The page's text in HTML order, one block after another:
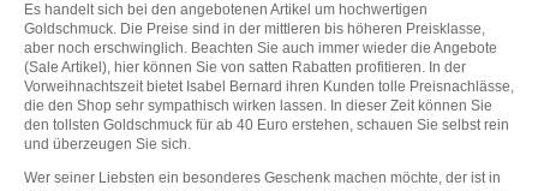
Es handelt sich bei den angebotenen Artikel um hochwertigen
Goldschmuck. Die Preise sind in der mittleren bis höheren Preisklasse,
aber noch erschwinglich. Beachten Sie auch immer wieder die Angebote
(Sale Artikel), hier können Sie von satten Rabatten profitieren. In der
Vorweihnachtszeit bietet Isabel Bernard ihren Kunden tolle Preisnachlässe,
die den Shop sehr sympathisch wirken lassen. In dieser Zeit können Sie
den tollsten Goldschmuck für ab 40 Euro erstehen, schauen Sie selbst rein
und überzeugen Sie sich.
Wer seiner Liebsten ein besonderes Geschenk machen möchte, der ist in